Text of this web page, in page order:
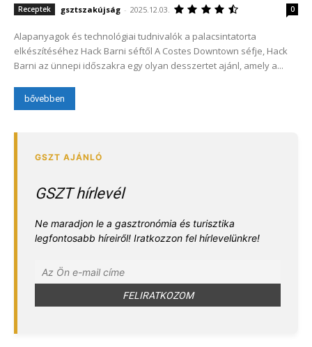
Receptek gsztszakújság - 2025.12.03. 0
Alapanyagok és technológiai tudnivalók a palacsintatorta
elkészítéséhez Hack Barni séftől A Costes Downtown séfje, Hack
Barni az ünnepi időszakra egy olyan desszertet ajánl, amely a...
bővebben
GSZT hírlevél
Ne maradjon le a gasztronómia és turisztika
legfontosabb híreiről! Iratkozzon fel hírlevelünkre!